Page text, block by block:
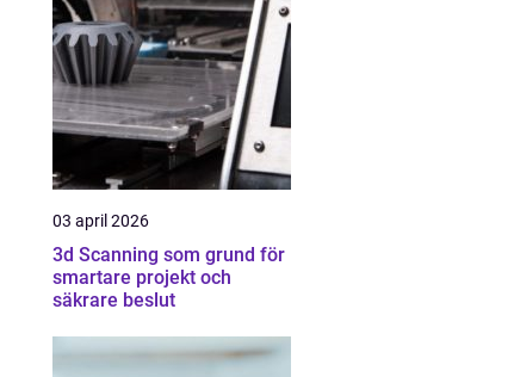
03 april 2026
3d Scanning som grund för
smartare projekt och
säkrare beslut